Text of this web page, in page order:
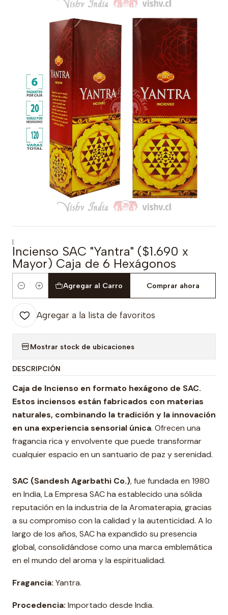
|
Incienso SAC "Yantra" ($1.690 x
Mayor) Caja de 6 Hexágonos
Cantidad
Agregar al Carro Comprar ahora
Agregar a la lista de favoritos
Mostrar stock de ubicaciones
DESCRIPCIÓN
Caja de Incienso en formato hexágono de SAC.
Estos inciensos están fabricados con materias
naturales, combinando la tradición y la innovación
en una experiencia sensorial única. Ofrecen una
fragancia rica y envolvente que puede transformar
cualquier espacio en un santuario de paz y serenidad.
SAC (Sandesh Agarbathi Co.), fue fundada en 1980
en India, La Empresa SAC ha establecido una sólida
reputación en la industria de la Aromaterapia, gracias
a su compromiso con la calidad y la autenticidad. A lo
largo de los años, SAC ha expandido su presencia
global, consolidándose como una marca emblemática
en el mundo del aroma y la espiritualidad.
Fragancia: Yantra.
Procedencia: Importado desde India.